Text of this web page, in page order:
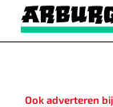
Ook adverteren